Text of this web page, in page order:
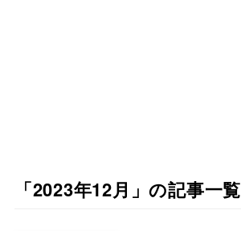
「2023年12月」の記事一覧